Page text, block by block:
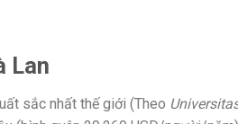
Lan
sắc nhất thế giới (Theo